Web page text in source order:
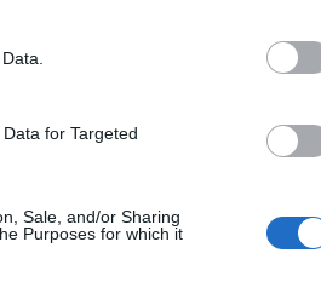
for Targeted
Sale, and/or Sharing
Purposes for which it
Artículos
define
por Ignacio